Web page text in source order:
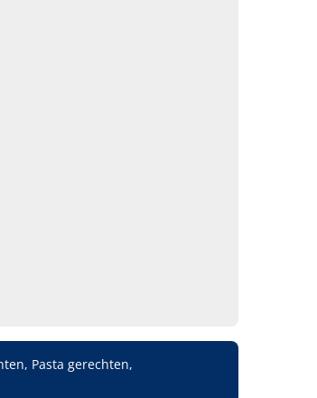
Pasta gerechten,